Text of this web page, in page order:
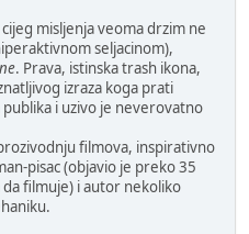
misljenja veoma drzim ne
seljacinom),
. Prava, istinska trash ikona,
izraza koga prati
i uzivo je neverovatno
filmova, inspirativno
pisac (objavio je preko 35
filmuje) i autor nekoliko